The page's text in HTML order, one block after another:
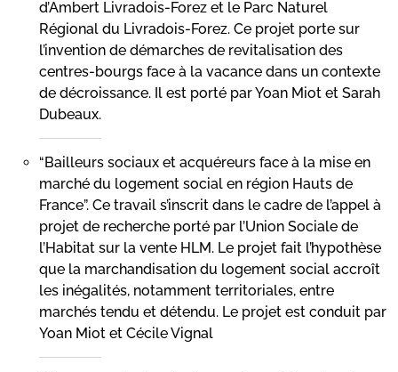
d’Ambert Livradois-Forez et le Parc Naturel
Régional du Livradois-Forez. Ce projet porte sur
l’invention de démarches de revitalisation des
centres-bourgs face à la vacance dans un contexte
de décroissance. Il est porté par Yoan Miot et Sarah
Dubeaux.
“Bailleurs sociaux et acquéreurs face à la mise en
marché du logement social en région Hauts de
France”. Ce travail s’inscrit dans le cadre de l’appel à
projet de recherche porté par l’Union Sociale de
l’Habitat sur la vente HLM. Le projet fait l’hypothèse
que la marchandisation du logement social accroît
les inégalités, notamment territoriales, entre
marchés tendu et détendu. Le projet est conduit par
Yoan Miot et Cécile Vignal